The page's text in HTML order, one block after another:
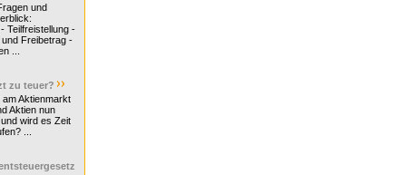
und
Teilfreistellung -
Freibetrag -
...
zu teuer?
Aktienmarkt
Aktien nun
wird es Zeit
...